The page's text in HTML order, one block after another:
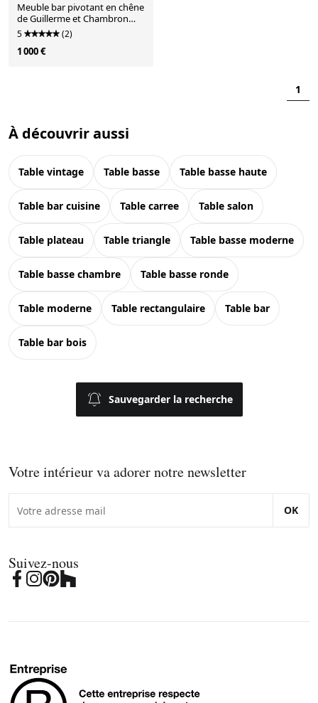
Meuble bar pivotant en chêne
de Guillerme et Chambron
pour Notre Maison 1970
5 (2)
1 000 €
1
À découvrir aussi
table vintage table basse table basse haute
table bar cuisine table carree table salon
table plateau table triangle table basse moderne
table basse chambre table basse ronde
table moderne table rectangulaire table bar
table bar bois
Sauvegarder la recherche
Votre intérieur va adorer notre newsletter
OK
Suivez-nous